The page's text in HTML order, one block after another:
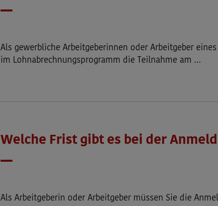
Als gewerbliche Arbeitgeberinnen oder Arbeitgeber
im Lohnabrechnungsprogramm die Teilnahme am …
Welche Frist gibt es bei der
Als Arbeitgeberin oder Arbeitgeber müssen Sie die